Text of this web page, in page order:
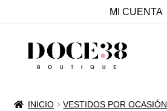
MI CUENTA
SALTAR
INICIO VESTIDOS POR OCASIÓN